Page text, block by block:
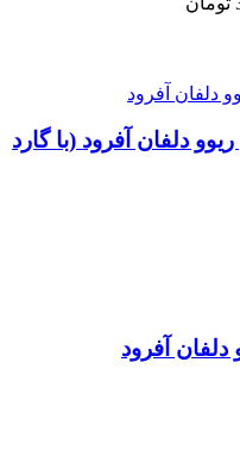
دلفان آفرود (با گارد
دلفان آفرود